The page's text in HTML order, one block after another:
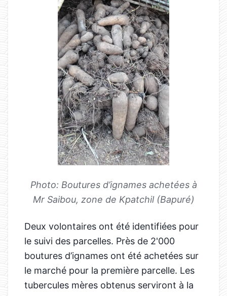
Photo: Boutures d’ignames achetées à
Mr Saibou, zone de Kpatchil (Bapuré)
Deux volontaires ont été identifiées pour
le suivi des parcelles. Près de 2'000
boutures d’ignames ont été achetées sur
le marché pour la première parcelle. Les
tubercules mères obtenus serviront à la